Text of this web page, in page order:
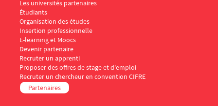
Les universités partenaires
Menu Footer IFP 4
Étudiants
Organisation des études
Insertion professionnelle
E-learning et Moocs
Menu Footer IFP 5
Devenir partenaire
Recruter un apprenti
Proposer des offres de stage et d'emploi
Recruter un chercheur en convention CIFRE
Partenaires